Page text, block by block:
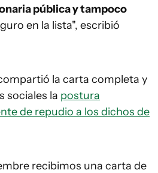
pública y tampoco
en la lista", escribió
la carta completa y
sociales la postura
de repudio a los dichos de
recibimos una carta de